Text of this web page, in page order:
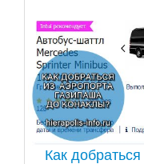
Как